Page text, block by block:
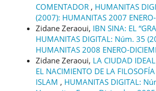
COMENTADOR , HUMANITAS
(2007): HUMANITAS 2007
Zidane Zeraoui, IBN SINA: EL
HUMANITAS DIGITAL: Núm. 35
HUMANITAS 2008 ENERO-
Zidane Zeraoui, LA CIUDAD
EL NACIMIENTO DE LA
ISLAM , HUMANITAS DIGITAL: